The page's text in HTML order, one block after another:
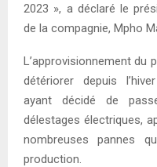
2023 », a déclaré le
de la compagnie, Mpho
L’approvisionnement du
détériorer depuis
ayant décidé de
délestages électriques,
nombreuses pannes
production.